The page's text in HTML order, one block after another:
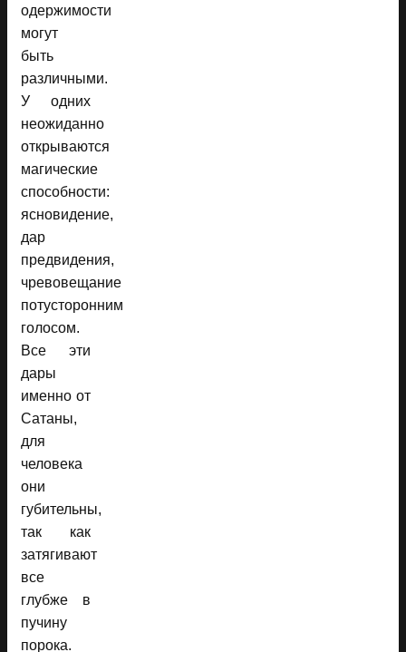
одержимости
могут
быть
различными.
У одних
неожиданно
открываются
магические
способности:
ясновидение,
дар
предвидения,
чревовещание
потусторонним
голосом.
Все эти
дары
именно от
Сатаны,
для
человека
они
губительны,
так как
затягивают
все
глубже в
пучину
порока.